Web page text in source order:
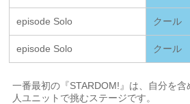
episode Solo クール
episode Solo クール
一番最初の『STARDOM!』は、自分を
人ユニットで挑むステージです。